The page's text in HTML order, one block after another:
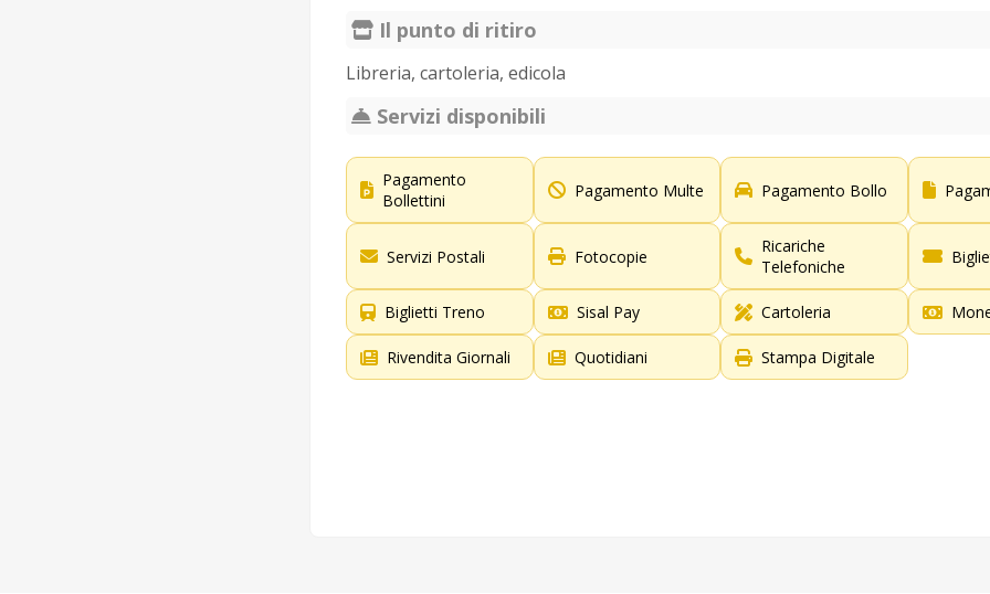
Il punto di ritiro
Libreria, cartoleria, edicola
Servizi disponibili
Pagamento
Bollettini
Pagamento Multe Pagamento Bollo
Servizi Postali Fotocopie
Ricariche
Telefoniche
Biglietti Treno Sisal Pay Cartoleria
Rivendita Giornali Quotidiani Stampa Digitale